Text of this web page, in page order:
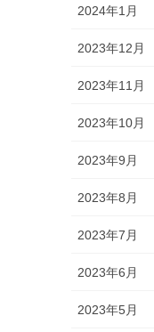
2024年1月
2023年12月
2023年11月
2023年10月
2023年9月
2023年8月
2023年7月
2023年6月
2023年5月